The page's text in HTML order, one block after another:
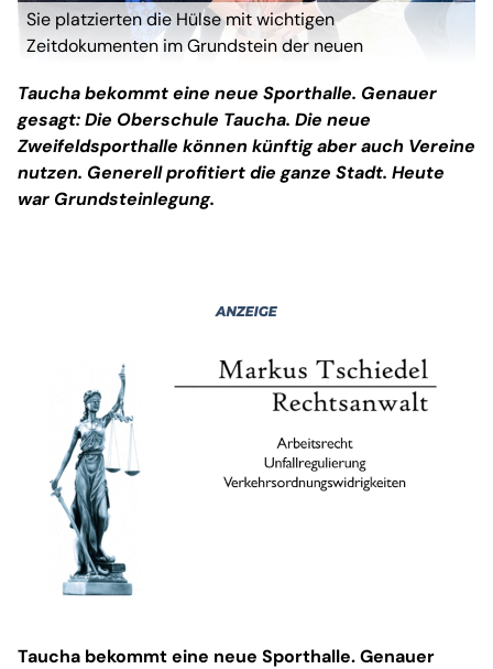
Sie platzierten die Hülse mit wichtigen
Zeitdokumenten im Grundstein der neuen
Meier, Oberschul-Leiterin Kathrin Beer, sowie Kathrin
Theil-Schultze, Leiterin der benachbarten
Regenbogenschule (v.r.) (Foto: taucha-kompakt.de)
Taucha bekommt eine neue Sporthalle. Genauer
gesagt: Die Oberschule Taucha. Die neue
Zweifeldsporthalle können künftig aber auch Vereine
nutzen. Generell profitiert die ganze Stadt. Heute
war Grundsteinlegung.
Taucha bekommt eine neue Sporthalle. Genauer